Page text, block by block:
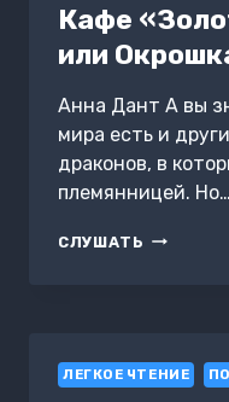
Кафе
или
Анна Дант А вы
мира есть и
драконов, в
племянницей.
СЛУШАТЬ КАФЕ
ЛЕГКОЕ ЧТЕНИЕ